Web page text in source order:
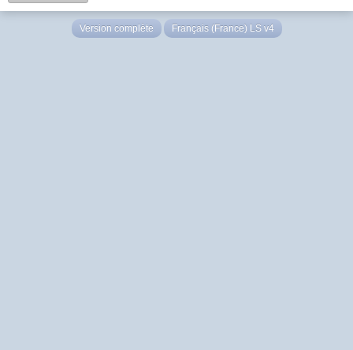
Version complète Français (France) LS v4